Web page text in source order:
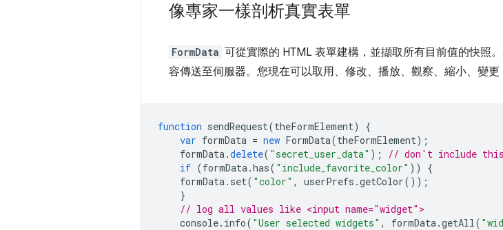
像專家一樣剖析真實表單
FormData 可從實際的 HTML 表單建構，並擷取所有目前值的快照
容傳送至伺服器。您現在可以取用、修改、播放、觀察、縮小、變更
function sendRequest(theFormElement)
{
var formData = new FormData(theFormElement);
formData.delete( "secret_user_data" );
// don't include this
if (formData.has( "include_favorite_color" ))
{
formData. set( "color" , userPrefs .getColor());
}
// log all values like <input name="widget">
console. info( "User selected widgets" , formData.getAll(